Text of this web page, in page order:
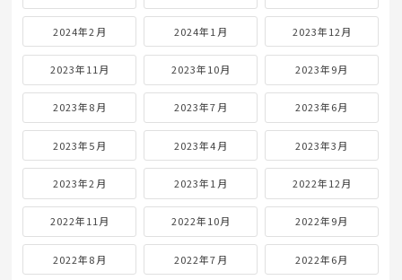
2024年2月 2024年1月 2023年12月
2023年11月 2023年10月 2023年9月
2023年8月 2023年7月 2023年6月
2023年5月 2023年4月 2023年3月
2023年2月 2023年1月 2022年12月
2022年11月 2022年10月 2022年9月
2022年8月 2022年7月 2022年6月